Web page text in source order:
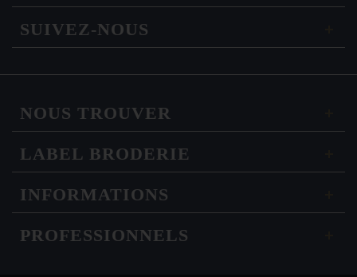
SUIVEZ-NOUS
NOUS TROUVER
LABEL BRODERIE
INFORMATIONS
PROFESSIONNELS